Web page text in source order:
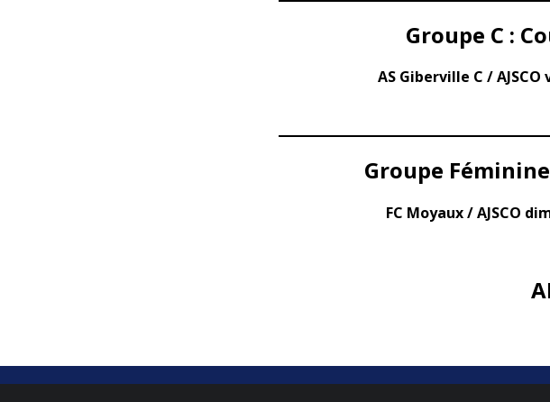
Groupe C :
AS Giberville C /
Groupe
FC Moyaux / AJSCO